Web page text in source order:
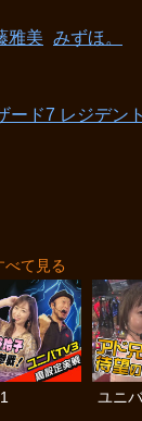
雅美 みずほ。
ード7 レジデン
べて見る
ユニ